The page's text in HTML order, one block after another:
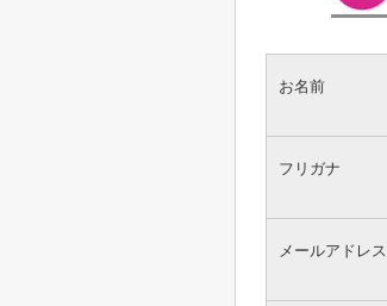
お名前
フリガナ
メールアドレス